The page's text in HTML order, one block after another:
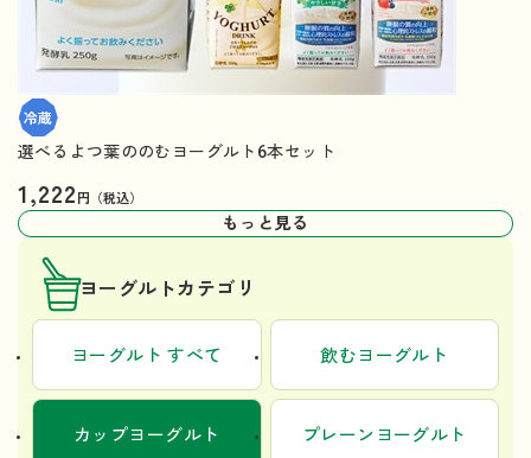
選べるよつ葉ののむヨーグルト6本セット
1,222円（税込）
もっと見る
ヨーグルトカテゴリ
ヨーグルト すべて 飲むヨーグルト
カップヨーグルト プレーンヨーグルト